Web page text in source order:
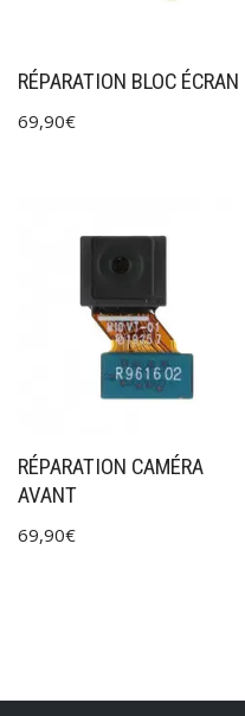
RÉPARATION BLOC ÉCRAN
69,90€
RÉPARATION CAMÉRA
AVANT
69,90€